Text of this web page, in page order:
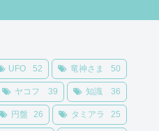
UFO 52 竜神さま 50
ヤコフ 39 知識 36
円盤 26 タミアラ 25